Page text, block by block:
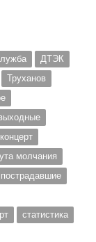
ДТЭК
Труханов
концерт
молчания
пострадавшие
статистика